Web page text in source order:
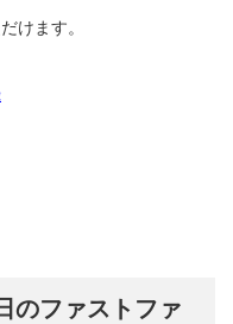
けます。
のファストファ